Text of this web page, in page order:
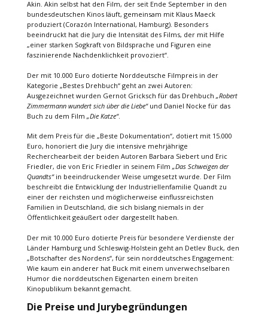
Akin. Akin selbst hat den Film, der seit Ende September in den
bundesdeutschen Kinos läuft, gemeinsam mit Klaus Maeck
produziert (Corazón International, Hamburg). Besonders
beeindruckt hat die Jury die Intensität des Films, der mit Hilfe
„einer starken Sogkraft von Bildsprache und Figuren eine
faszinierende Nachdenklichkeit provoziert“.
Der mit 10.000 Euro dotierte Norddeutsche Filmpreis in der
Kategorie „Bestes Drehbuch“ geht an zwei Autoren:
Ausgezeichnet wurden Gernot Gricksch für das Drehbuch „Robert
Zimmermann wundert sich über die Liebe“und Daniel Nocke für das
Buch zu dem Film „Die Katze“.
Mit dem Preis für die „Beste Dokumentation“, dotiert mit 15.000
Euro, honoriert die Jury die intensive mehrjährige
Recherchearbeit der beiden Autoren Barbara Siebert und Eric
Friedler, die von Eric Friedler in seinem Film „Das Schweigen der
Quandts“in beeindruckender Weise umgesetzt wurde. Der Film
beschreibt die Entwicklung der Industriellenfamilie Quandt zu
einer der reichsten und möglicherweise einflussreichsten
Familien in Deutschland, die sich bislang niemals in der
Öffentlichkeit geäußert oder dargestellt haben.
Der mit 10.000 Euro dotierte Preis für besondere Verdienste der
Länder Hamburg und Schleswig-Holstein geht an Detlev Buck, den
„Botschafter des Nordens“, für sein norddeutsches Engagement:
Wie kaum ein anderer hat Buck mit einem unverwechselbaren
Humor die norddeutschen Eigenarten einem breiten
Kinopublikum bekannt gemacht.
Die Preise und Jurybegründungen